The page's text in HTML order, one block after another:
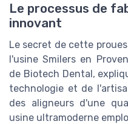
Le processus de
innovant
Le secret de cette
l'usine Smilers en
de Biotech Dental,
technologie et de
des aligneurs d'une
usine ultramoderne